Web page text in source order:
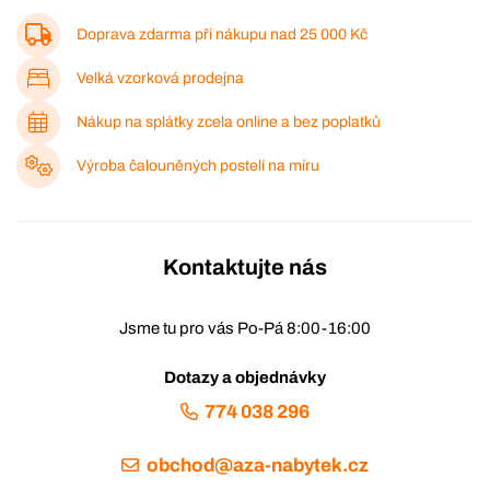
Doprava zdarma při nákupu nad 25 000 Kč
Velká vzorková prodejna
Nákup na splátky zcela online a bez poplatků
Výroba čalouněných postelí na míru
Kontaktujte nás
Jsme tu pro vás Po-Pá 8:00-16:00
Dotazy a objednávky
774 038 296
obchod@aza-nabytek.cz